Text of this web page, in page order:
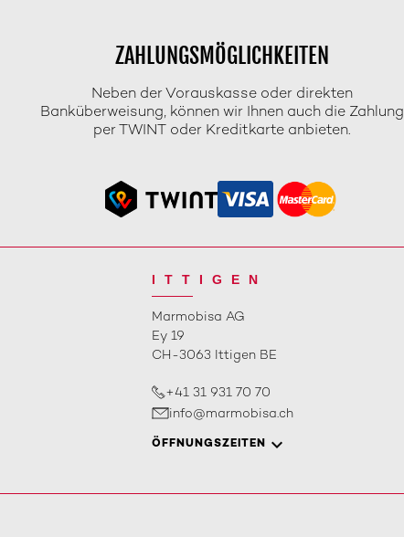
ZAHLUNGSMÖGLICHKEITEN
Neben der Vorauskasse oder direkten
Banküberweisung, können wir Ihnen auch die Zahlung
per TWINT oder Kreditkarte anbieten.
ITTIGEN
Marmobisa AG
Ey 19
CH-3063 Ittigen BE
+41 31 931 70 70
info@marmobisa.ch
ÖFFNUNGSZEITEN